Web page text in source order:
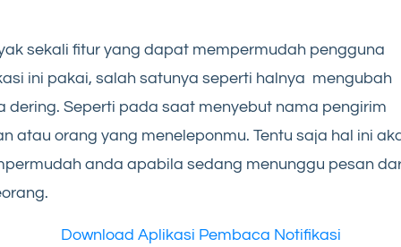
sekali fitur yang dapat mempermudah pengguna
ini pakai, salah satunya seperti halnya mengubah
dering. Seperti pada saat menyebut nama pengirim
atau orang yang meneleponmu. Tentu saja hal ini
anda apabila sedang menunggu pesan
Download Aplikasi Pembaca Notifikasi